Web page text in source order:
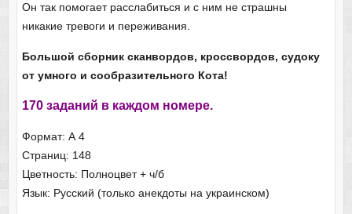
Он так помогает расслабиться и с ним не страшны
никакие тревоги и переживания.
Большой сборник сканвордов, кроссвордов, судоку
от умного и сообразительного Кота!
170 заданий в каждом номере.
Формат: А 4
Страниц: 148
Цветность: Полноцвет + ч/б
Язык: Русский (только анекдоты на украинском)